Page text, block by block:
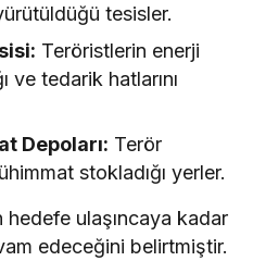
tesisler.
Teröristlerin enerji
ve tedarik hatlarını
Depoları: Terör
stokladığı yerler.
hedefe ulaşıncaya kadar
edeceğini belirtmiştir.